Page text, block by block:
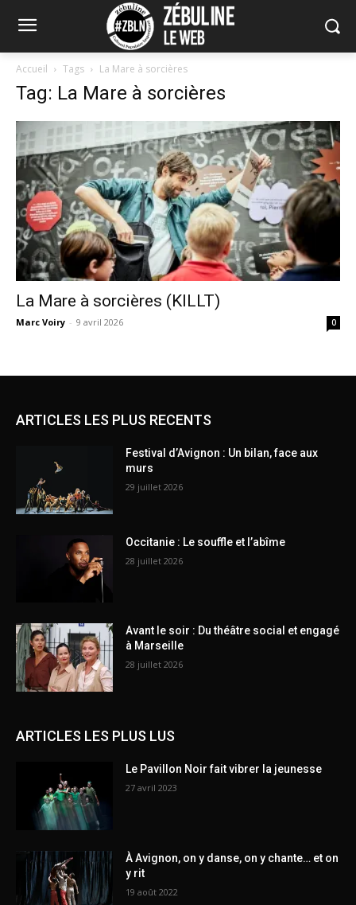
Accueil Tags La Mare à sorcières
Tag: La Mare à sorcières
La Mare à sorcières (KILLT)
Marc Voiry - 9 avril 2026 0
ARTICLES LES PLUS RECENTS
Festival d’Avignon : Un bilan, face aux
murs
29 juillet 2026
Occitanie : Le souffle et l’abîme
28 juillet 2026
Avant le soir : Du théâtre social et engagé
à Marseille
28 juillet 2026
ARTICLES LES PLUS LUS
Le Pavillon Noir fait vibrer la jeunesse
27 avril 2023
À Avignon, on y danse, on y chante… et on
y rit
19 août 2022